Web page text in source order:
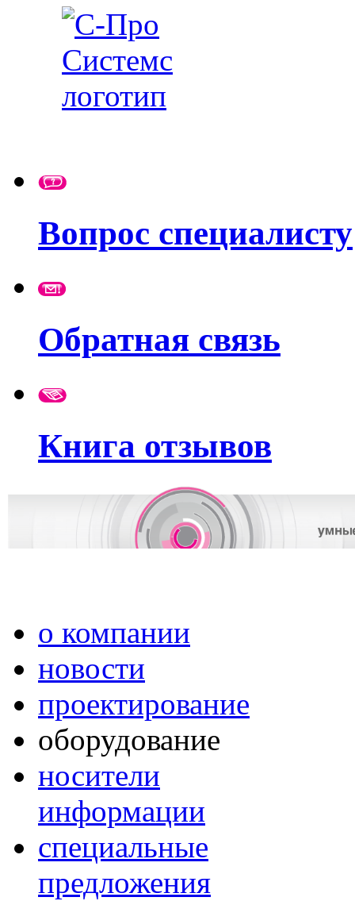
Вопрос специалисту
Обратная связь
Книга отзывов
о компании
новости
проектирование
оборудование
носители
информации
специальные
предложения